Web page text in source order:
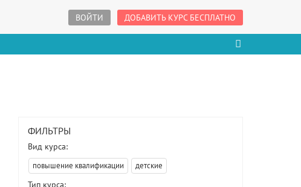
ВОЙТИ ДОБАВИТЬ КУРС БЕСПЛАТНО
ФИЛЬТРЫ
Вид курса:
повышение квалификации детские
Тип курса: